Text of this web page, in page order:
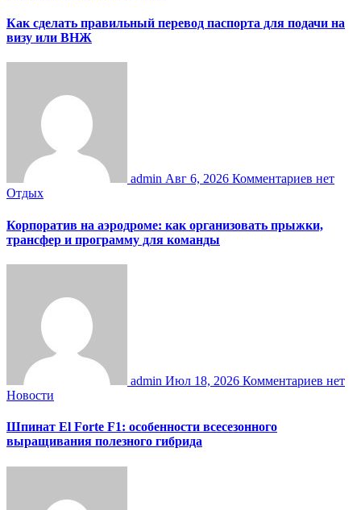
Как сделать правильный перевод паспорта для подачи на
визу или ВНЖ
admin Авг 6, 2026 Комментариев нет
Отдых
Корпоратив на аэродроме: как организовать прыжки,
трансфер и программу для команды
admin Июл 18, 2026 Комментариев нет
Новости
Шпинат El Forte F1: особенности всесезонного
выращивания полезного гибрида